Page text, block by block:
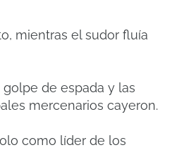
mientras el sudor fluía
de espada y las
mercenarios cayeron.
como líder de los